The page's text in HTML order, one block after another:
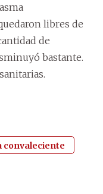
libres de
de
bastante.
convaleciente